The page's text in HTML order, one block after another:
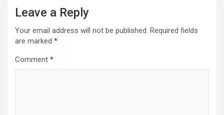
Leave a Reply
Your email address will not be published. Required fields
are marked *
Comment *